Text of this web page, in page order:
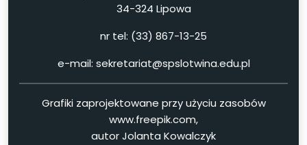
34-324 Lipowa
nr tel: (33) 867-13-25
e-mail: sekretariat@spslotwina.edu.pl
Grafiki zaprojektowane przy użyciu zasobów
www.freepik.com,
autor Jolanta Kowalczyk